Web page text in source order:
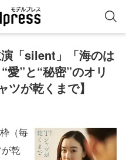
「silent」「海のは
愛”と“秘密”のオリ
ツが乾くまで】
（毎
乾